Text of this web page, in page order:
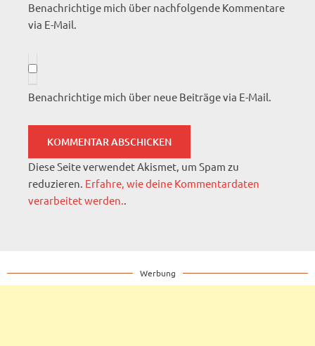
Benachrichtige mich über nachfolgende Kommentare
via E-Mail.
Benachrichtige mich über neue Beiträge via E-Mail.
Diese Seite verwendet Akismet, um Spam zu
reduzieren. Erfahre, wie deine Kommentardaten
verarbeitet werden..
Werbung